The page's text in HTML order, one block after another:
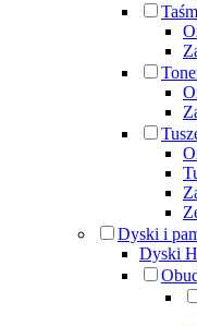
Dyski i
Dyski